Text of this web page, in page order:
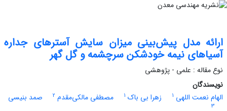
ارائه مدل پیش‌بینی میزان سایش آسترهای جداره
آسیاهای نیمه خودشکن سرچشمه و گل گهر
نوع مقاله : علمی - پژوهشی
نویسندگان
الهام نعمت اللهی 1 زهرا بی باک 1 مصطفی مالکی‌مقدم 2 صمد بنیسی
3